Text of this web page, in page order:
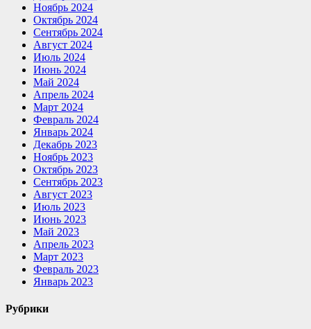
Ноябрь 2024
Октябрь 2024
Сентябрь 2024
Август 2024
Июль 2024
Июнь 2024
Май 2024
Апрель 2024
Март 2024
Февраль 2024
Январь 2024
Декабрь 2023
Ноябрь 2023
Октябрь 2023
Сентябрь 2023
Август 2023
Июль 2023
Июнь 2023
Май 2023
Апрель 2023
Март 2023
Февраль 2023
Январь 2023
Рубрики